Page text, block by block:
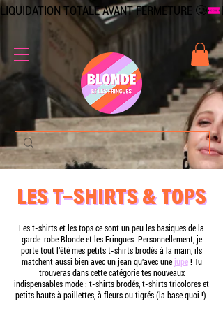
LIQUIDATION TOTALE AVANT FERMETURE 🥲
LES T-SHIRTS & TOPS
LES T-SHIRTS & TOPS
Les t-shirts et les tops ce sont un peu les basiques de la
garde-robe Blonde et les Fringues. Personnellement, je
porte tout l'été mes petits t-shirts brodés à la main, ils
matchent aussi bien avec un jean qu'avec une jupe! Tu
trouveras dans cette catégorie tes nouveaux
indispensables mode : t-shirts brodés, t-shirts tricolores et
petits hauts à paillettes, à fleurs ou tigrés (la base quoi !)